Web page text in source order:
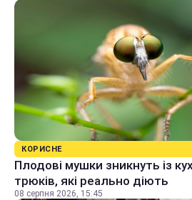
КОРИСНЕ
Плодові мушки зникнуть із
трюків, які реально діють
08 серпня 2026, 15:45